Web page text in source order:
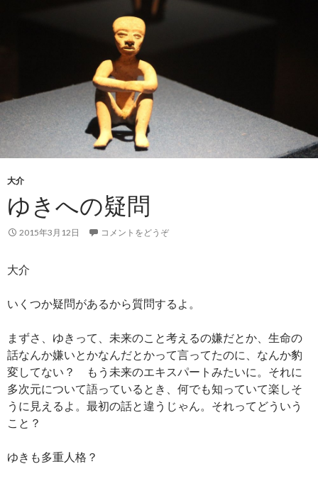
大介
ゆきへの疑問
2015年3月12日 コメントをどうぞ
大介
いくつか疑問があるから質問するよ。
まずさ、ゆきって、未来のこと考えるの嫌だとか、生命の
話なんか嫌いとかなんだとかって言ってたのに、なんか豹
変してない？ もう未来のエキスパートみたいに。それに
多次元について語っているとき、何でも知っていて楽しそ
うに見えるよ。最初の話と違うじゃん。それってどういう
こと？
ゆきも多重人格？